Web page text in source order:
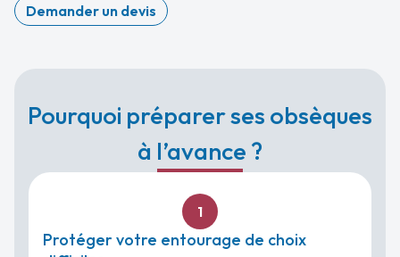
Demander un devis
Pourquoi préparer ses obsèques
à l’avance ?
1
Protéger votre entourage de choix